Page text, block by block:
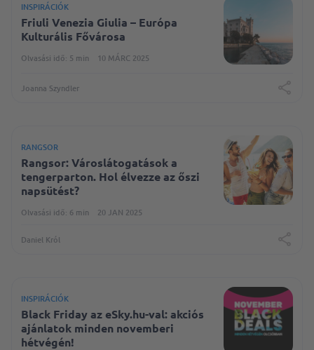
INSPIRÁCIÓK
Friuli Venezia Giulia – Európa
Kulturális Fővárosa
Olvasási idő: 5 min 10 MÁRC 2025
Joanna Szyndler
RANGSOR
Rangsor: Városlátogatások a
tengerparton. Hol élvezze az őszi
napsütést?
Olvasási idő: 6 min 20 JAN 2025
Daniel Król
INSPIRÁCIÓK
Black Friday az eSky.hu-val: akciós
ajánlatok minden novemberi
hétvégén!